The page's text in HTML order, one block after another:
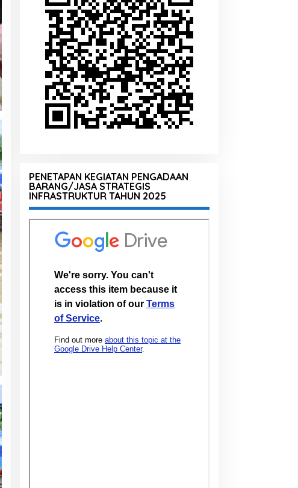
PENETAPAN KEGIATAN PENGADAAN
BARANG/JASA STRATEGIS
INFRASTRUKTUR TAHUN 2025